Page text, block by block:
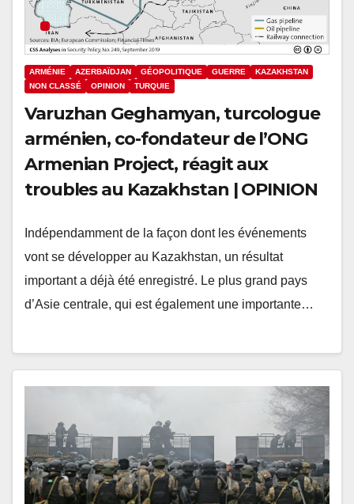
ARMÉNIE AZERBAÏDJAN GÉOPOLITIQUE GUERRE
KAZAKHSTAN
NON CLASSÉ
OPINION TURQUIE
Varuzhan Geghamyan, turcologue
arménien, co-fondateur de l’ONG
Armenian Project, réagit aux
troubles au Kazakhstan | OPINION
Indépendamment de la façon dont les événements
vont se développer au Kazakhstan, un résultat
important a déjà été enregistré. Le plus grand pays
d’Asie centrale, qui est également une importante…